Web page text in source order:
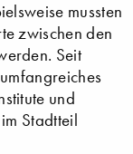
mussten
zwischen den
Seit
und
Stadtteil